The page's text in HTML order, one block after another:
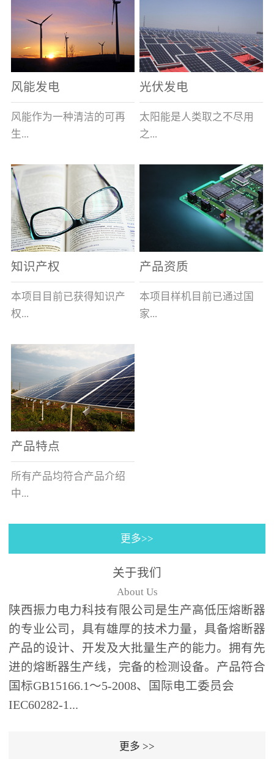
（2） 海拔不超过1000
米；（3） 相对湿度：日
平均不大于95％，月平均
不大于90％；（4）周围空
或可燃性气体、水蒸汽和
盐类过度污染；（5） 当
围变压器油的温度上限不
超过105℃。型号说明
（注：在额定电流后加/S
表示带熔断指示及信号输
出功能,在S后加/H数字表
示适用于高海拔产品,即H1
表示大于1000米小于等于
米小于等于3000米，H3表
示大于3000米小于等于
孔同心；熔断器装入箱体
后，熔断器支架壳外表皮
皮和端部与变压器油箱内
壁及异相电缆之间需保持
足够的绝缘距离；熔断器
为水平安装,并与变压器箱
体面板垂直,熔断器伸入油
箱的部分应浸入变压器绝
缘油中并用绝缘支架(用户
在变压器箱中安装好绝缘
和IEC282-1）型号基本参
数
风能发电
风能作为一种清洁的可再
生...
能源，越来越受到世界各
国的重视。其蕴量巨大，
全球的风能约为
2.74×109MW，其中可...
光伏发电
太阳能是人类取之不尽用
之...
不竭的可再生能源，具有
充分的清洁性、绝对的安
全性、相对的广泛性、确
实的长寿命和免维护性、
资源的充...
知识产权
本项目目前已获得知识产
权...
8项，其中发明专利2项，
实用新型专利6项。目前低
压事业部拿到三项专利。
产品资质
本项目样机目前已通过国
家...
产品特点
所有产品均符合产品介绍
中...
的时间-电流特性曲线。给
合适的产品（时间-电流特
性曲线表示虚拟的熔化时
间与...
更多>>
关于我们
About Us
陕西振力电力科技有限公司是生产高低压熔断器
的专业公司，具有雄厚的技术力量，具备熔断器
产品的设计、开发及大批量生产的能力。拥有先
进的熔断器生产线，完备的检测设备。产品符合
国标GB15166.1～5-2008、国际电工委员会
IEC60282-1...
更多 >>